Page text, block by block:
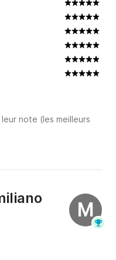
note (les meilleurs
M